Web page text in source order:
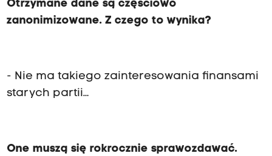
Otrzymane dane są częściowo
zanonimizowane. Z czego to wynika?
- Nie ma takiego zainteresowania finansami
starych partii…
One muszą się rokrocznie sprawozdawać.